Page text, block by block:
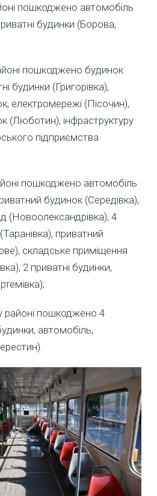
пошкоджено автомобіль
будинки (Борова,
пошкоджено будинок
будинки (Григорівка),
електромережі (Пісочин),
(Люботин), інфраструктуру
підприємства
пошкоджено автомобіль
будинок (Середівка),
(Новоолександрівка), 4
приватний
складське приміщення
2 приватні будинки,
районі пошкоджено 4
автомобіль,